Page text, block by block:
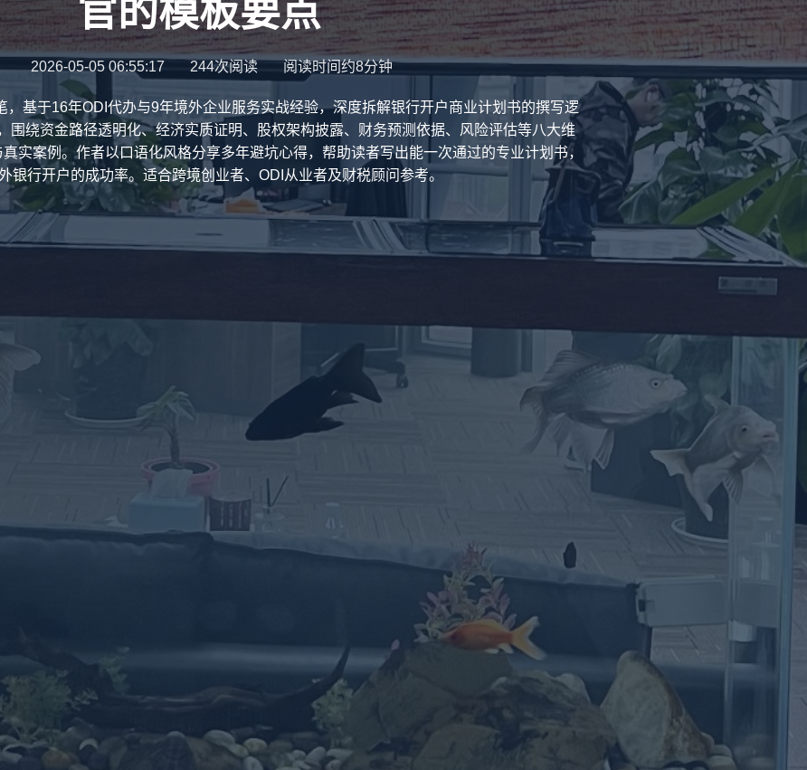
官的模板要点
2026-05-05 06:55:17 244次阅读 阅读时间约8分钟
，基于16年ODI代办与9年境外企业服务实战经验，深度拆解银行开户商业计划书的撰写逻
围绕资金路径透明化、经济实质证明、股权架构披露、财务预测依据、风险评估等八大维
实案例。作者以口语化风格分享多年避坑心得，帮助读者写出能一次通过的专业计划书，
银行开户的成功率。适合跨境创业者、ODI从业者及财税顾问参考。